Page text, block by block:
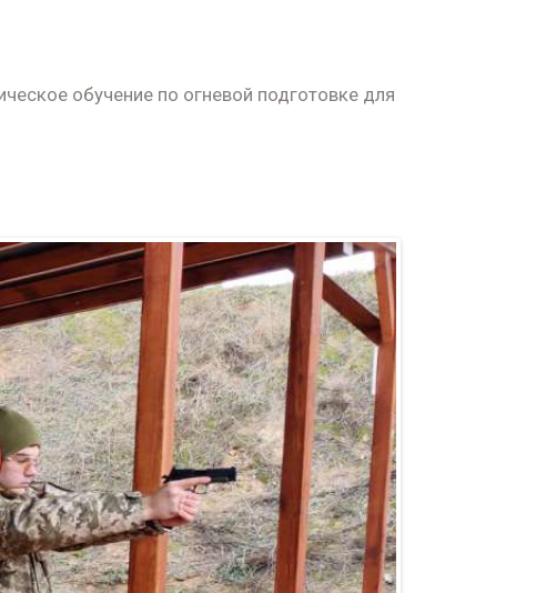
обучение по огневой подготовке для